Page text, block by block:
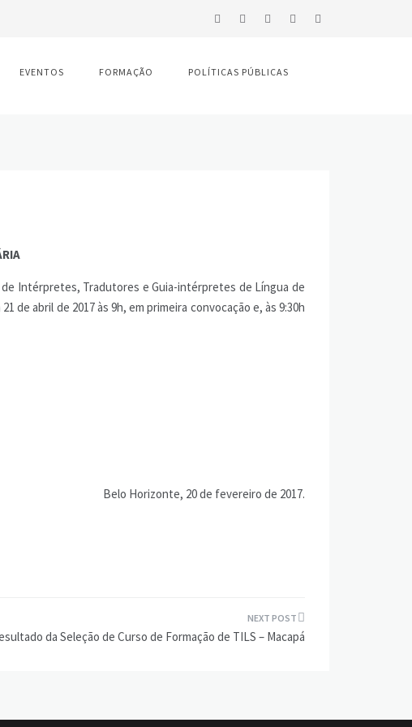
EVENTOS FORMAÇÃO POLÍTICAS PÚBLICAS
Intérpretes, Tradutores e Guia-intérpretes de Língua de
de abril de 2017 às 9h, em primeira convocação e, às 9:30h
Belo Horizonte, 20 de fevereiro de 2017.
da Seleção de Curso de Formação de TILS – Macapá